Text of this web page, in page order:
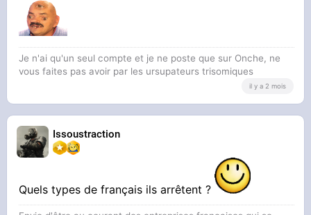
Je n'ai qu'un seul compte et je ne poste que sur Onche, ne
vous faites pas avoir par les ursupateurs trisomiques
il y a 2 mois
Issoustraction
Quels types de français ils arrêtent ?